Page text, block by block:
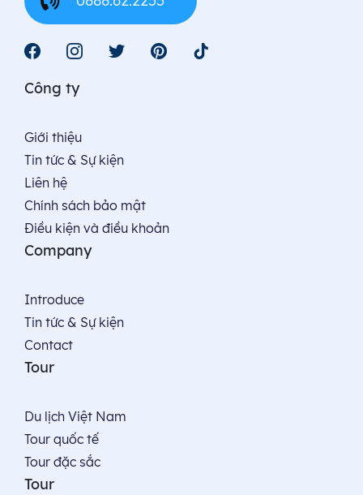
Công ty
Giới thiệu
Tin tức & Sự kiện
Liên hệ
Chính sách bảo mật
Điều kiện và điều khoản
Company
Introduce
Tin tức & Sự kiện
Contact
Tour
Du lịch Việt Nam
Tour quốc tế
Tour đặc sắc
Tour